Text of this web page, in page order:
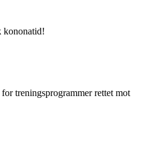
kononatid!
treningsprogrammer rettet mot